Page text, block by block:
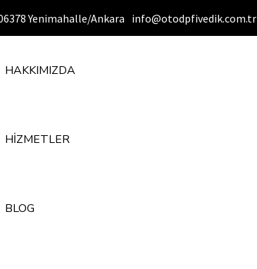
Yenimahalle/Ankara info@otodpfivedik.com.tr
HAKKIMIZDA
HİZMETLER
BLOG